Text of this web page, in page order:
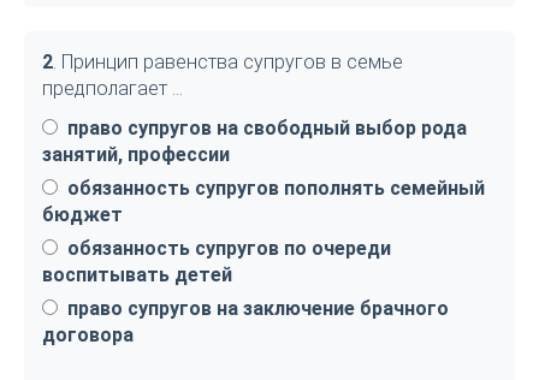
2. Принцип равенства супругов в семье
предполагает …
право супругов на свободный выбор рода
занятий, профессии
обязанность супругов пополнять семейный
бюджет
обязанность супругов по очереди
воспитывать детей
право супругов на заключение брачного
договора